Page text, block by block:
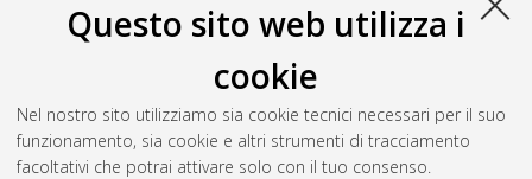
Questo sito web utilizza i
cookie
Nel nostro sito utilizziamo sia cookie tecnici necessari per il suo
funzionamento, sia cookie e altri strumenti di tracciamento
facoltativi che potrai attivare solo con il tuo consenso.
Zuffa, Caterina(2025) Hybrid coordination polymers based
on silver halide and Ppicolylamine as new luminescent and
, [Dissertation thesis], Alma Mater
Studiorum Università di Bologna. Dottorato di ricerca in
Nanoscienze per la medicina e per l'ambiente, 37 Ciclo.